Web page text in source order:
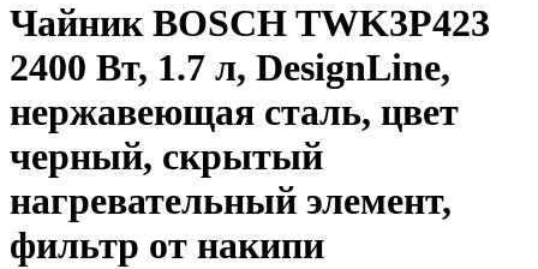
Чайник BOSCH TWK3P423
2400 Вт, 1.7 л, DesignLine,
нержавеющая сталь, цвет
черный, скрытый
нагревательный элемент,
фильтр от накипи